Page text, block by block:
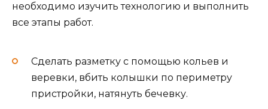
необходимо изучить технологию и выполнить
все этапы работ.
Сделать разметку с помощью кольев и
веревки, вбить колышки по периметру
пристройки, натянуть бечевку.